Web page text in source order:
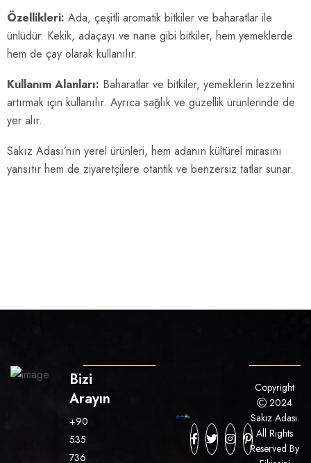
Özellikleri: Ada, çeşitli aromatik bitkiler ve baharatlar ile
ünlüdür. Kekik, adaçayı ve nane gibi bitkiler, hem yemeklerde
hem de çay olarak kullanılır.
Kullanım Alanları: Baharatlar ve bitkiler, yemeklerin lezzetini
artırmak için kullanılır. Ayrıca sağlık ve güzellik ürünlerinde de
yer alır.
Sakız Adası’nın yerel ürünleri, hem adanın kültürel mirasını
yansıtır hem de ziyaretçilere otantik ve benzersiz tatlar sunar.
Bizi
Arayın
+90
535
736
Copyright
2024
Sakız Adası.
All Rights
Reserved By